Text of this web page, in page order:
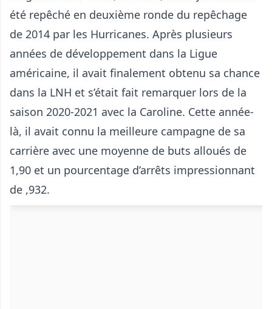
été repêché en deuxième ronde du repêchage
de 2014 par les Hurricanes. Après plusieurs
années de développement dans la Ligue
américaine, il avait finalement obtenu sa chance
dans la LNH et s’était fait remarquer lors de la
saison 2020-2021 avec la Caroline. Cette année-
là, il avait connu la meilleure campagne de sa
carrière avec une moyenne de buts alloués de
1,90 et un pourcentage d’arrêts impressionnant
de ,932.